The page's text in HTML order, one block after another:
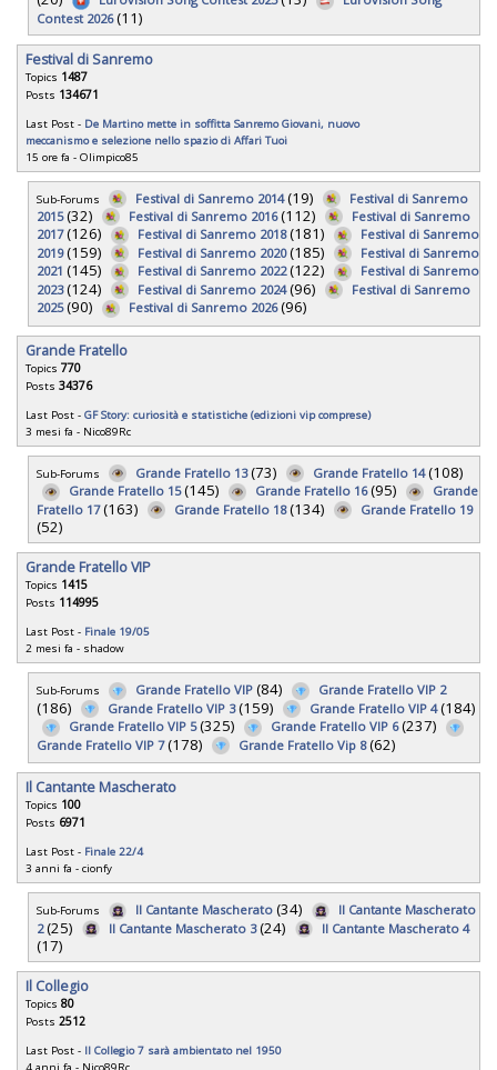
Contest 2026(11)
Festival di Sanremo
Topics 1487
Posts 134671
Last Post - De Martino mette in soffitta Sanremo Giovani, nuovo
meccanismo e selezione nello spazio di Affari Tuoi
15 ore fa - Olimpico85
Sub-Forums Festival di Sanremo 2014(19)
Festival di Sanremo
2015(32) Festival di Sanremo 2016(112)
Festival di Sanremo
2017(126) Festival di Sanremo 2018(181)
Festival di Sanremo
2019(159) Festival di Sanremo 2020(185)
Festival di Sanremo
2021 (145) Festival di Sanremo 2022(122)
Festival di Sanremo
2023(124) Festival di Sanremo 2024(96)
Festival di Sanremo
2025(90) Festival di Sanremo 2026(96)
Grande Fratello
Topics 770
Posts 34376
Last Post - GF Story: curiosità e statistiche (edizioni vip comprese)
3 mesi fa - Nico89Rc
Sub-Forums Grande Fratello 13(73) Grande Fratello 14(108)
Grande Fratello 15(145) Grande Fratello 16(95)
Grande
Fratello 17(163) Grande Fratello 18(134) Grande Fratello 19
(52)
Grande Fratello VIP
Topics 1415
Posts 114995
Last Post - Finale 19/05
2 mesi fa - shadow
Sub-Forums Grande Fratello VIP (84) Grande Fratello VIP 2
(186) Grande Fratello VIP 3(159) Grande Fratello VIP 4(184)
Grande Fratello VIP 5(325) Grande Fratello VIP 6(237)
Grande Fratello VIP 7(178) Grande Fratello Vip 8(62)
Il Cantante Mascherato
Topics 100
Posts 6971
Last Post - Finale 22/4
3 anni fa - cionfy
Sub-Forums Il Cantante Mascherato (34)
Il Cantante Mascherato
2(25) Il Cantante Mascherato 3(24) Il Cantante Mascherato 4
(17)
Il Collegio
Topics 80
Posts 2512
Last Post - Il Collegio 7 sarà ambientato nel 1950